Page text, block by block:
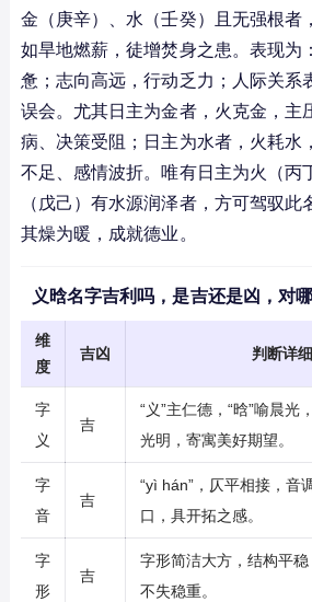
金（庚辛）、水（壬癸）且无强根者
如旱地燃薪，徒增焚身之患。表现为
惫；志向高远，行动乏力；人际关系
误会。尤其日主为金者，火克金，主
病、决策受阻；日主为水者，火耗水
不足、感情波折。唯有日主为火（丙
（戊己）有水源润泽者，方可驾驭
其燥为暖，成就德业。
义晗名字吉利吗，是吉还是凶，对
维
度
吉凶 判断详
字
义
吉
“义”主仁德，“晗”喻晨光
光明，寄寓美好期望。
字
音
吉
“yì hán”，仄平相接，音
口，具开拓之感。
字
形
吉
字形简洁大方，结构平稳
不失稳重。